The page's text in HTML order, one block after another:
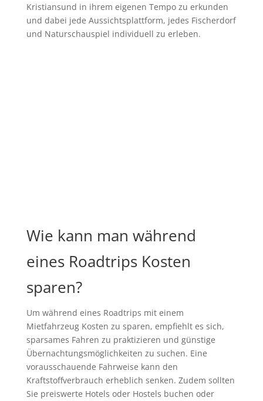
Kristiansund in ihrem eigenen Tempo zu erkunden
und dabei jede Aussichtsplattform, jedes Fischerdorf
und Naturschauspiel individuell zu erleben.
Wie kann man während
eines Roadtrips Kosten
sparen?
Um während eines Roadtrips mit einem
Mietfahrzeug Kosten zu sparen, empfiehlt es sich,
sparsames Fahren zu praktizieren und günstige
Übernachtungsmöglichkeiten zu suchen. Eine
vorausschauende Fahrweise kann den
Kraftstoffverbrauch erheblich senken. Zudem sollten
Sie preiswerte Hotels oder Hostels buchen oder